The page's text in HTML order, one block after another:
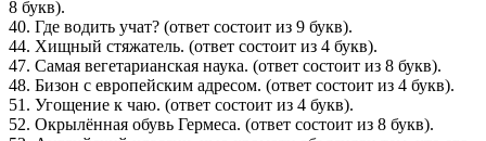
8 букв).
40. Где водить учат? (ответ состоит из 9 букв).
44. Хищный стяжатель. (ответ состоит из 4 букв).
47. Самая вегетарианская наука. (ответ состоит из 8 букв).
48. Бизон с европейским адресом. (ответ состоит из 4 букв).
51. Угощение к чаю. (ответ состоит из 4 букв).
52. Окрылённая обувь Гермеса. (ответ состоит из 8 букв).